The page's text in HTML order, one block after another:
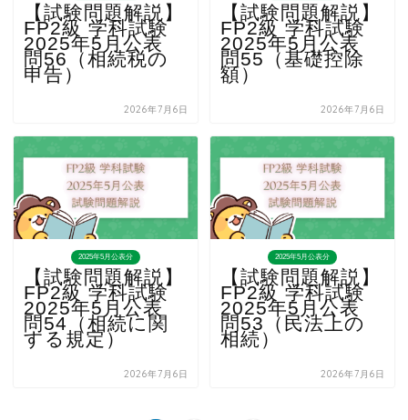
【試験問題解説】
FP2級 学科試験
2025年5月公表
問56（相続税の
申告）
2026年7月6日
【試験問題解説】
FP2級 学科試験
2025年5月公表
問55（基礎控除
額）
2026年7月6日
2025年5月公表分
【試験問題解説】
FP2級 学科試験
2025年5月公表
問54（相続に関
する規定）
2026年7月6日
2025年5月公表分
【試験問題解説】
FP2級 学科試験
2025年5月公表
問53（民法上の
相続）
2026年7月6日